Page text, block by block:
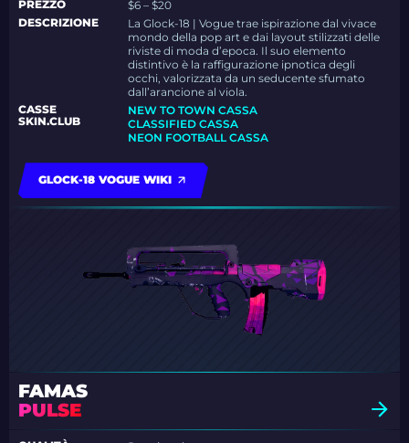
PREZZO
$6 – $20
DESCRIZIONE
La Glock-18 | Vogue trae ispirazione dal vivace
mondo della pop art e dai layout stilizzati delle
riviste di moda d’epoca. Il suo elemento
distintivo è la raffigurazione ipnotica degli
occhi, valorizzata da un seducente sfumato
dall’arancione al viola.
CASSE
SKIN.CLUB
NEW TO TOWN CASSA
CLASSIFIED CASSA
NEON FOOTBALL CASSA
GLOCK-18 VOGUE WIKI
FAMAS
PULSE